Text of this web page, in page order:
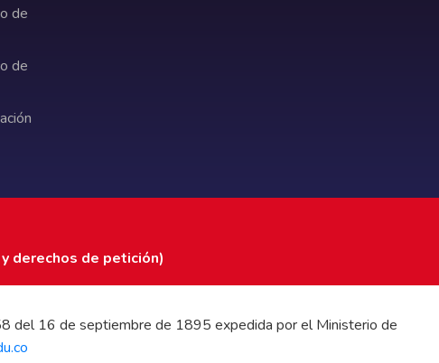
de
de
derechos de petición)
del 16 de septiembre de 1895 expedida por el Ministerio de